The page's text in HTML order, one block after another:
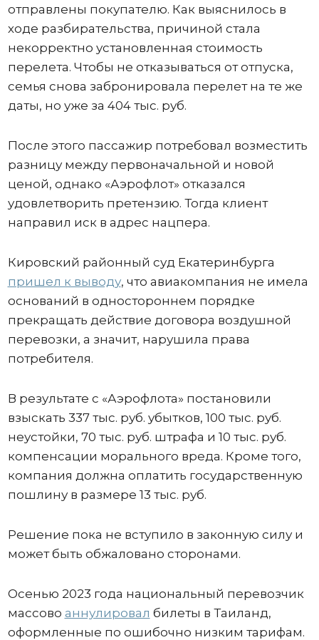
отправлены покупателю. Как выяснилось в
ходе разбирательства, причиной стала
некорректно установленная стоимость
перелета. Чтобы не отказываться от отпуска,
семья снова забронировала перелет на те же
даты, но уже за 404 тыс. руб.
После этого пассажир потребовал возместить
разницу между первоначальной и новой
ценой, однако «Аэрофлот» отказался
удовлетворить претензию. Тогда клиент
направил иск в адрес нацпера.
Кировский районный суд Екатеринбурга
пришел к выводу, что авиакомпания не имела
оснований в одностороннем порядке
прекращать действие договора воздушной
перевозки, а значит, нарушила права
потребителя.
В результате с «Аэрофлота» постановили
взыскать 337 тыс. руб. убытков, 100 тыс. руб.
неустойки, 70 тыс. руб. штрафа и 10 тыс. руб.
компенсации морального вреда. Кроме того,
компания должна оплатить государственную
пошлину в размере 13 тыс. руб.
Решение пока не вступило в законную силу и
может быть обжаловано сторонами.
Осенью 2023 года национальный перевозчик
массово аннулировал билеты в Таиланд,
оформленные по ошибочно низким тарифам.